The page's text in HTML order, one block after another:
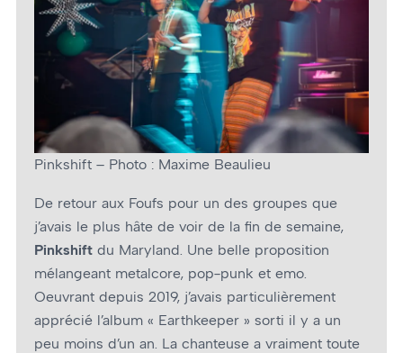
Pinkshift – Photo : Maxime Beaulieu
De retour aux Foufs pour un des groupes que
j’avais le plus hâte de voir de la fin de semaine,
Pinkshift du Maryland. Une belle proposition
mélangeant metalcore, pop-punk et emo.
Oeuvrant depuis 2019, j’avais particulièrement
apprécié l’album « Earthkeeper » sorti il y a un
peu moins d’un an. La chanteuse a vraiment toute